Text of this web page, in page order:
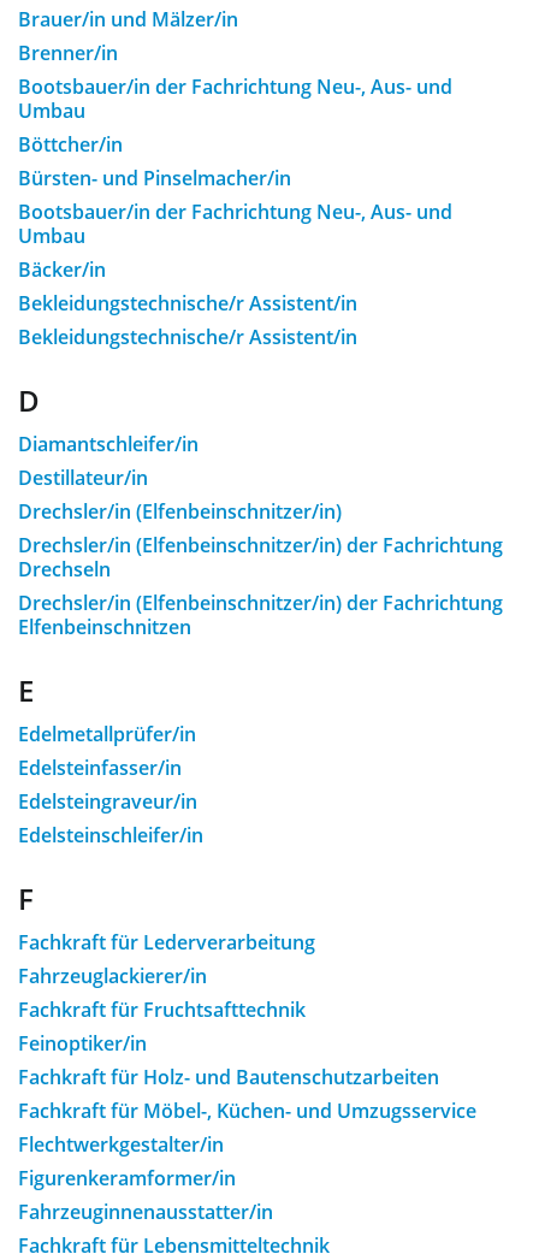
Brauer/in und Mälzer/in
Brenner/in
Bootsbauer/in der Fachrichtung Neu-, Aus- und
Umbau
Böttcher/in
Bürsten- und Pinselmacher/in
Bootsbauer/in der Fachrichtung Neu-, Aus- und
Umbau
Bäcker/in
Bekleidungstechnische/r Assistent/in
Bekleidungstechnische/r Assistent/in
D
Diamantschleifer/in
Destillateur/in
Drechsler/in (Elfenbeinschnitzer/in)
Drechsler/in (Elfenbeinschnitzer/in) der Fachrichtung
Drechseln
Drechsler/in (Elfenbeinschnitzer/in) der Fachrichtung
Elfenbeinschnitzen
E
Edelmetallprüfer/in
Edelsteinfasser/in
Edelsteingraveur/in
Edelsteinschleifer/in
F
Fachkraft für Lederverarbeitung
Fahrzeuglackierer/in
Fachkraft für Fruchtsafttechnik
Feinoptiker/in
Fachkraft für Holz- und Bautenschutzarbeiten
Fachkraft für Möbel-, Küchen- und Umzugsservice
Flechtwerkgestalter/in
Figurenkeramformer/in
Fahrzeuginnenausstatter/in
Fachkraft für Lebensmitteltechnik